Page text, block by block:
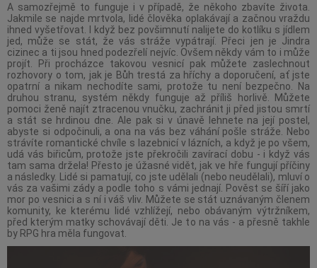
A samozřejmě to funguje i v případě, že někoho zbavíte života.
Jakmile se najde mrtvola, lidé člověka oplakávají a začnou vraždu
ihned vyšetřovat. I když bez povšimnutí nalijete do kotlíku s jídlem
jed, může se stát, že vás stráže vypátrají. Přeci jen je Jindra
cizinec a ti jsou hned podezřelí nejvíc. Ovšem někdy vám to i může
projít. Při procházce takovou vesnicí pak můžete zaslechnout
rozhovory o tom, jak je Bůh trestá za hříchy a doporučení, ať jste
opatrní a nikam nechodíte sami, protože tu není bezpečno. Na
druhou stranu, systém někdy funguje až příliš horlivě. Můžete
pomoci ženě najít ztracenou vnučku, zachránit ji před jistou smrtí
a stát se hrdinou dne. Ale pak si v únavě lehnete na její postel,
abyste si odpočinuli, a ona na vás bez váhání pošle stráže. Nebo
strávíte romantické chvíle s lazebnicí v lázních, a když je po všem,
udá vás biřicům, protože jste překročili zavírací dobu - i když vás
tam sama držela! Přesto je úžasné vidět, jak ve hře fungují příčiny
a následky. Lidé si pamatují, co jste udělali (nebo neudělali), mluví o
vás za vašimi zády a podle toho s vámi jednají. Pověst se šíří jako
mor po vesnici a s ní i váš vliv. Můžete se stát uznávaným členem
komunity, ke kterému lidé vzhlížejí, nebo obávaným výtržníkem,
před kterým matky schovávají děti. Je to na vás - a přesně takhle
by RPG hra měla fungovat.